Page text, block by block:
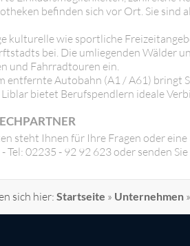
befinden sich vor Ort. Sie sind
kulturelle wie sportliche
bei. Die umliegenden Wälder
und Fahrradtouren ein.
entfernte Autobahn (A1 / A61) bringt
bietet Berufspendlern ideale
steht Ihnen für Ihre Fragen oder
- Tel: 02235 - 92 92 623 oder senden
sich hier: Startseite » Unternehmen »